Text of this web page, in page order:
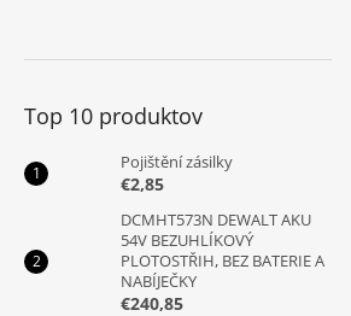
Top 10 produktov
Pojištění zásilky
€2,85
DCMHT573N DEWALT AKU
54V BEZUHLÍKOVÝ
PLOTOSTŘIH, BEZ BATERIE A
NABÍJEČKY
€240,85